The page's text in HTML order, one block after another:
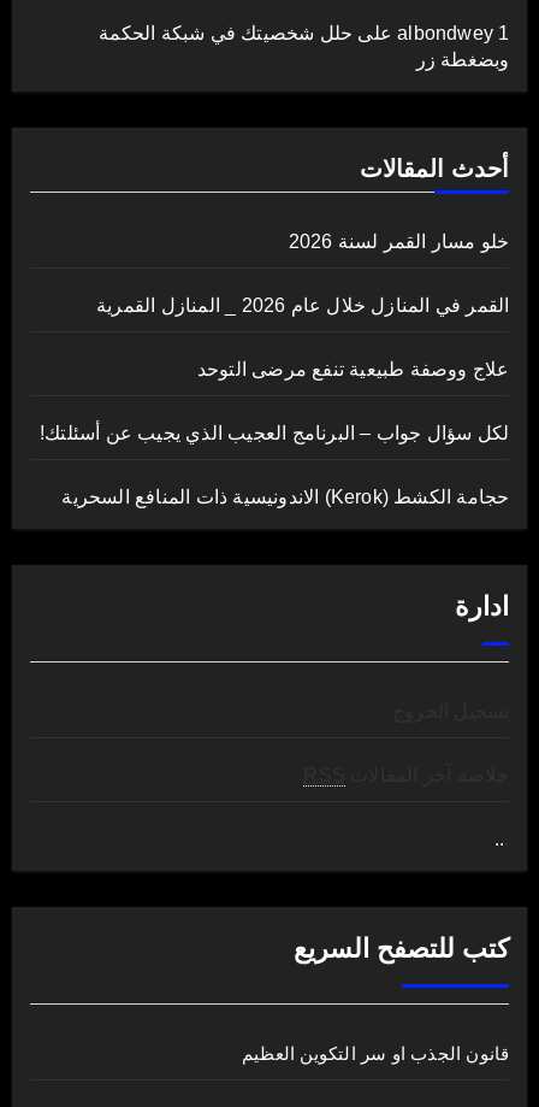
albondwey 1على حلل شخصيتك في شبكة الحكمة
وبضغطة زر
أحدث المقالات
خلو مسار القمر لسنة 2026
القمر في المنازل خلال عام 2026 _ المنازل القمرية
علاج ووصفة طبيعية تنفع مرضى التوحد
لكل سؤال جواب – البرنامج العجيب الذي يجيب عن أسئلتك!
حجامة الكشط (Kerok) الاندونيسية ذات المنافع السحرية
ادارة
..
كتب للتصفح السريع
قانون الجذب او سر التكوين العظيم